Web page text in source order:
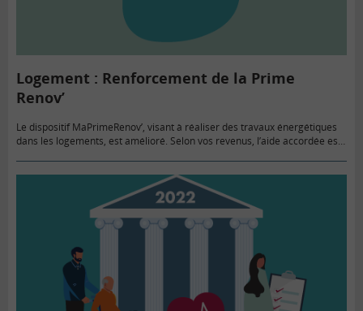
Logement : Renforcement de la Prime
Renov’
Le dispositif MaPrimeRenov’, visant à réaliser des travaux énergétiques
dans les logements, est amélioré. Selon vos revenus, l’aide accordée est